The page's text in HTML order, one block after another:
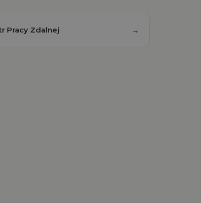
Pracy Zdalnej →